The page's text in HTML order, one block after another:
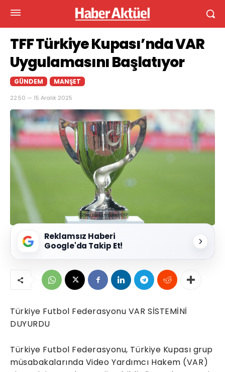
TFF Türkiye Kupası’nda VAR
Uygulamasını Başlatıyor
GÜNDEM MANŞET
22:50 — 15 Aralık 2025
Reklamsız Haberi
Google'da Takip Et!
Türkiye Futbol Federasyonu VAR SİSTEMİNİ
DUYURDU
Türkiye Futbol Federasyonu, Türkiye Kupası grup
müsabakalarında Video Yardımcı Hakem (VAR)